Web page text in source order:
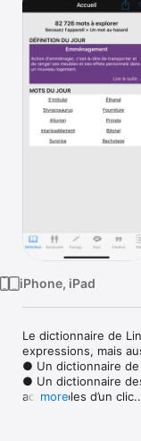
Mac
Vision
Watch
TV
iPhone, iPad
Le dictionnaire de
expressions, mais
● Un dictionnaire de
● Un dictionnaire
accessibles d’un clic.
more